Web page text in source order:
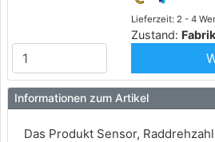
Lieferzeit: 2 - 4
Zustand:
Informationen zum Artikel
Das Produkt Sensor,